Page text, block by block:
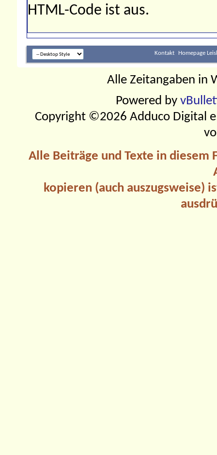
HTML-Code ist aus.
Kontakt Homepage
Alle Zeitangaben in
Powered by
Copyright ©2026 Adduco Digital
Alle Beiträge und Texte in
kopieren (auch auszugsweise)